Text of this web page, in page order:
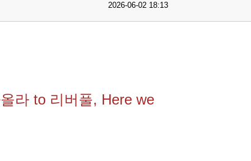
2026-06-02 18:13
라 to 리버풀, Here we